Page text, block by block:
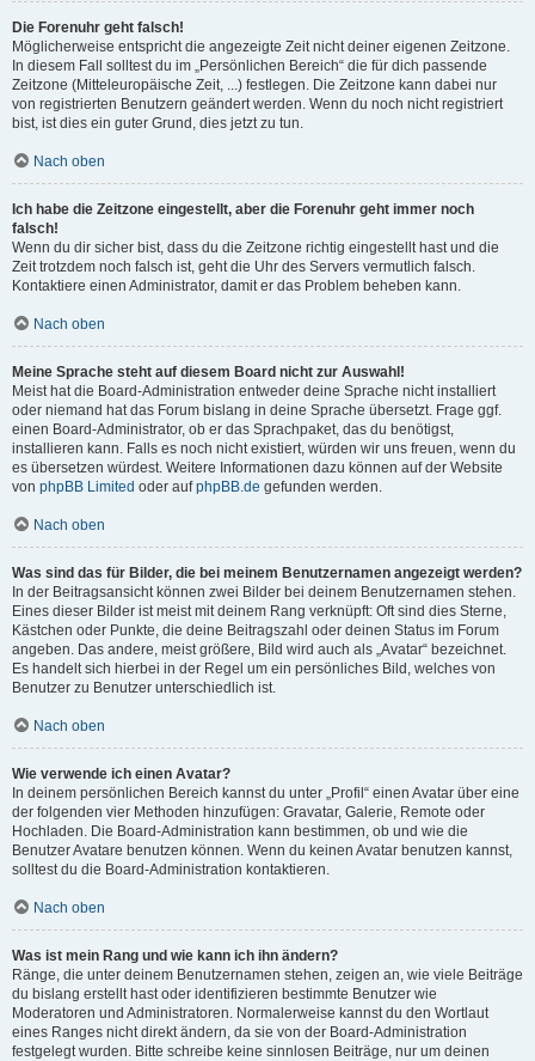
Die Forenuhr geht falsch!
Möglicherweise entspricht die angezeigte Zeit nicht deiner eigenen Zeitzone.
In diesem Fall solltest du im „Persönlichen Bereich“ die für dich passende
Zeitzone (Mitteleuropäische Zeit, ...) festlegen. Die Zeitzone kann dabei nur
von registrierten Benutzern geändert werden. Wenn du noch nicht registriert
bist, ist dies ein guter Grund, dies jetzt zu tun.
Nach oben
Ich habe die Zeitzone eingestellt, aber die Forenuhr geht immer noch
falsch!
Wenn du dir sicher bist, dass du die Zeitzone richtig eingestellt hast und die
Zeit trotzdem noch falsch ist, geht die Uhr des Servers vermutlich falsch.
Kontaktiere einen Administrator, damit er das Problem beheben kann.
Nach oben
Meine Sprache steht auf diesem Board nicht zur Auswahl!
Meist hat die Board-Administration entweder deine Sprache nicht installiert
oder niemand hat das Forum bislang in deine Sprache übersetzt. Frage ggf.
einen Board-Administrator, ob er das Sprachpaket, das du benötigst,
installieren kann. Falls es noch nicht existiert, würden wir uns freuen, wenn du
es übersetzen würdest. Weitere Informationen dazu können auf der Website
von phpBB Limited oder aufphpBB.de gefunden werden.
Nach oben
Was sind das für Bilder, die bei meinem Benutzernamen angezeigt werden?
In der Beitragsansicht können zwei Bilder bei deinem Benutzernamen stehen.
Eines dieser Bilder ist meist mit deinem Rang verknüpft: Oft sind dies Sterne,
Kästchen oder Punkte, die deine Beitragszahl oder deinen Status im Forum
angeben. Das andere, meist größere, Bild wird auch als „Avatar“ bezeichnet.
Es handelt sich hierbei in der Regel um ein persönliches Bild, welches von
Benutzer zu Benutzer unterschiedlich ist.
Nach oben
Wie verwende ich einen Avatar?
In deinem persönlichen Bereich kannst du unter „Profil“ einen Avatar über eine
der folgenden vier Methoden hinzufügen: Gravatar, Galerie, Remote oder
Hochladen. Die Board-Administration kann bestimmen, ob und wie die
Benutzer Avatare benutzen können. Wenn du keinen Avatar benutzen kannst,
solltest du die Board-Administration kontaktieren.
Nach oben
Was ist mein Rang und wie kann ich ihn ändern?
Ränge, die unter deinem Benutzernamen stehen, zeigen an, wie viele Beiträge
du bislang erstellt hast oder identifizieren bestimmte Benutzer wie
Moderatoren und Administratoren. Normalerweise kannst du den Wortlaut
eines Ranges nicht direkt ändern, da sie von der Board-Administration
festgelegt wurden. Bitte schreibe keine sinnlosen Beiträge, nur um deinen